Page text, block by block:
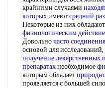
крайними случаями
которыхимеютсредний
Некоторые из них
физиологическим
Довольночасто соединения
основой для
получение лекарственных
препаратахнеобходимое
которым обладает
проявляется с большей